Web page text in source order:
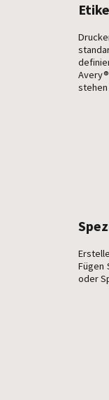
stehen
Fügen
oder